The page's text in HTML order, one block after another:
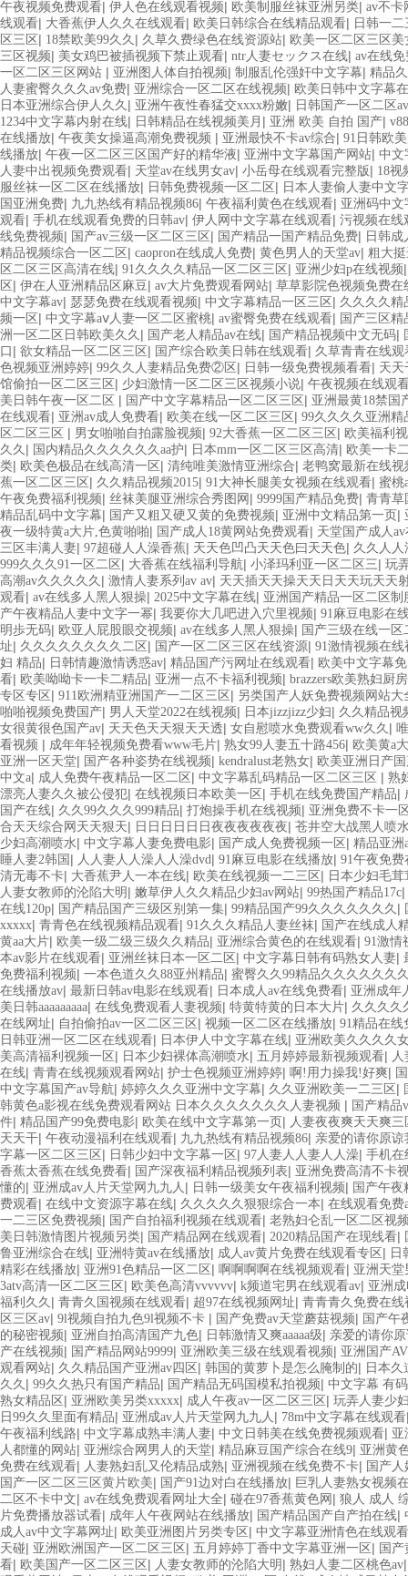
午夜视频免费观看| 伊人色在线观看视频| 欧美制服丝袜亚洲另类| av不卡
线观看| 大香蕉伊人久久在线观看| 欧美日韩综合在线精品观看| 日韩一
区三区 | 18禁欧美99久久 | 久草久费绿色在线资源站| 欧美一区二区三区美
三区视频| 美女鸡巴被插视频下禁止观看| ntr人妻セックス在线| av在线
一区二区三区网站 | 亚洲图人体自拍视频| 制服乱伦强奸中文字幕| 精品
人妻蜜臀久久久av免费| 亚洲综合一区二区在线视频| 欧美日韩中文字幕
日本亚洲综合伊人久久 | 亚洲午夜性春猛交xxxx粉嫩| 日韩国产一区二区av
1234中文字幕内射在线| 日韩精品在线视频美月 | 亚洲 欧美 自拍 国产|
在线播放| 午夜美女操逼高潮免费视频 | 亚洲最快不卡av综合| 91日韩欧
线播放| 午夜一区二区三区国产好的精华液| 亚洲中文字幕国产网站| 中文
人妻中出视频免费观看| 天堂av在线男女av| 小岳母在线观看完整版 | 18视
服丝袜一区二区在线播放| 日韩免费视频一区二区 | 日本人妻偷人妻中文
国亚洲免费| 九九热线有精品视频86| 午夜福利黄色在线观看| 亚洲码中
观看| 手机在线观看免费的日韩av| 伊人网中文字幕在线观看| 污视频在线
线免费视频| 国产av三级一区二区三区 | 国产精品一国产精品免费| 日韩
精品视频综合一区二区 | caopron在线成人免费| 黄色男人的天堂av| 粗大
区二区三区高清在线| 91久久久久精品一区二区三区 | 亚洲少妇p在线视频
区 | 伊在人亚洲精品区麻豆| av大片免费观看网站| 草草影院色视频免费在
中文字幕av| 瑟瑟免费在线观看视频| 中文字幕精品一区三区 | 久久久久精
频一区 | 中文字幕aⅴ人妻一区二区蜜桃| av蜜臀免费在线观看| 国产三区
洲一区二区日韩欧美久久 | 国产老人精品av在线| 国产精品视频中文无码|
口 | 欲女精品一区二区三区 | 国产综合欧美日韩在线观看| 久草青青在线观
色视频亚洲婷婷| 99久久人妻精品免费②区 | 日韩一级免费视频看看| 天天
馆偷拍一区二区三区 | 少妇激情一区二区三区视频小说| 午夜视频在线观
美日韩午夜一区二区 | 国产中文字幕精品一区二区三区 | 亚洲最黄18禁国
在线观看| 亚洲av成人免费看| 欧美在线一区二区三区 | 99久久久久亚洲精
区二区三区 | 男女啪啪自拍露脸视频| 92大香蕉一区二区三区 | 欧美福利
久久 | 国内精品久久久久久久aa护| 日本mm一区二区三区高清| 欧美一卡
类| 欧美色极品在线高清一区 | 清纯唯美激情亚洲综合| 老鸭窝最新在线视
蕉一区二区三区 | 久久精品视频2015| 91大神长腿美女视频在线观看| 蜜桃
午夜免费福利视频| 丝袜美腿亚洲综合秀图网 | 9999国产精品免费| 青青草
精品乱码中文字幕| 国产又粗又硬又黄的免费视频| 亚洲中文精品第一页 |
夜一级特黄a大片,色黄啪啪| 国产成人18黄网站免费观看| 天堂国产成人
三区丰满人妻| 97超碰人人澡香蕉| 天天色凹凸天天色曰天天色| 久久人人
999久久久91一区二区 | 大香蕉在线福利导航| 小泽玛利亚一区二区三| 玩
高潮av久久久久久 | 激情人妻系列av av| 天天插天天操天天日天天玩天天
观看| av在线多人黑人狠操| 2025中文字幕在线| 亚洲国产精品一区二区制
产午夜精品人妻中文字一幂| 我要你大几吧进入穴里视频| 91麻豆电影在
明歩无码| 欧亚人屁股眼交视频| av在线多人黑人狠操| 国产三级在线一区
址| 久久久久久久久久二区 | 国产一区二区三区在线资源| 91激情视频在线
妇 精品| 日韩情趣激情诱惑av| 精品国产污网址在线观看| 欧美中文字幕
看| 欧美呦呦卡一卡二精品| 亚洲一点不卡福利视频| brazzers欧美熟妇厨房
专区专区 | 911欧洲精亚洲国产一二区三区 | 另类国产人妖免费视频网站大
啪啪视频免费国产| 男人天堂2022在线视频| 日本jizzjizz少妇| 久久精品视
女很黄很色国产av| 天天色天天狠天天透| 女自慰喷水免费观看ww久久 |
看视频 | 成年年轻视频免费看www毛片| 熟女99人妻五十路456| 欧美黄a
亚洲一区天堂| 国产各种姿势在线视频| kendralust老熟女| 欧美亚洲日产
中文a| 成人免费午夜精品一区二区 | 中文字幕乱码精品一区二区三区 | 熟
漂亮人妻久久被公侵犯| 在线视频日本欧美一区 | 手机在线免费国产精品|
国产在线| 久久99久久久999精品| 打炮操手机在线视频| 亚洲免费不卡一
合天天综合网天天狠天| 日日日日日日夜夜夜夜夜夜| 苍井空大战黑人喷
少妇高潮喷水| 中文字幕人妻免费电影| 国产成人免费视频一区 | 精品亚洲
睡人妻2韩国 | 人人妻人人澡人人澡dvd| 91麻豆电影在线播放| 91午夜免
清无毒不卡| 大香蕉尹人一本在线| 欧美在线视频一二三区 | 日本少妇毛
人妻女教师的沦陷大明 | 嫩草伊人久久精品少妇av网站| 99热国产精品17c|
在线120p| 国产精品国产三级区别第一集| 99精品国产99久久久久久久久 |
xxxxx| 青青色在线视频精品观看| 91久久久精品人妻丝袜| 国产在线成人
黄aa大片| 欧美一级二级三级久久精品| 亚洲综合黄色的在线观看| 91激情
本av影片在线观看| 亚洲丝袜日本一区二区 | 中文字幕日韩有码熟女人妻|
免费福利视频| 一本色道久久88亚州精品| 蜜臀久久99精品久久久久久久
在线播放av| 最新日韩av电影在线观看| 日本成人av在线免费看| 亚洲成年
美日韩aaaaaaaaa| 在线免费观看人妻视频| 特黄特黄的日本大片| 久久久久
在线网址| 自拍偷拍av一区二区三区 | 视频一区二区在线播放| 91精品在线
日韩亚洲一区二区在线观看| 日本伊人中文字幕在线| 亚洲欧美久久久久
美高清福利视频一区 | 日本少妇裸体高潮喷水| 五月婷婷最新视频观看|
在线| 青青在线视频观看网站| 护士色视频亚洲婷婷| 啊!用力操我!好爽|
中文字幕国产av导航| 婷婷久久久亚洲中文字幕| 久久亚洲欧美一二三区 |
韩黄色a影视在线免费观看网站 日本久久久久久久久人妻视频 | 国产精品
件| 精品国产99免费电影| 欧美在线中文字幕第一页 | 人妻夜夜爽天天爽三
天天干| 午夜动漫福利在线观看| 九九热线有精品视频86| 亲爱的请你原
字幕一区二区三区 | 日韩少妇中文字幕一区 | 97人妻人人妻人人澡| 手机在
香蕉太香蕉在线免费看| 国产深夜福利精品视频列表| 亚洲免费高清不卡
懂的| 亚洲成av人片天堂网九九人 | 日韩一级美女午夜福利视频| 国产午
费观看| 在线中文资源字幕在线| 久久久久久狠狠综合一本| 在线观看免费
一二三区免费视频| 国产自拍福利视频在线观看| 老熟妇仑乱一区二区视
美日韩激情图片视频另类| 国产精品网在线观看| 2020精品国产在现线看|
鲁亚洲综合在线| 亚洲特黄av在线播放| 成人av黄片免费在线观看专区 | 日
精彩在线播放| 亚洲91色精品一区二区 | 啊啊啊啊在线视频观看| 亚洲天堂
3atv高清一区二区三区 | 欧美色高清vvvvvv| k频道宅男在线观看av| 亚洲
福利久久 | 青青久国视频在线观看| 超97在线视频网址| 青青青久免费在线
区三区av| 9l视频自拍九色9l视频不卡 | 国产免费av天堂蘑菇视频| 国产午
的秘密视频| 亚洲自拍高清国产九色| 日韩激情又爽aaaaa级| 亲爱的请你
产在线视频| 国产精品网站9999| 亚洲欧美三级在线观看视频| 亚洲国产
观看网站| 久久精品国产亚洲av四区 | 韩国的黄萝卜是怎么腌制的| 日本
久久 | 99久久热只有国产精品| 国产精品无码国模私拍视频| 中文字幕 有
熟女精品区 | 亚洲欧美另类xxxxx| 成人午夜av一区二区三区 | 玩弄人妻少
日99久久里面有精品| 亚洲成av人片天堂网九九人 | 78m中文字幕在线观看
午夜福利线路| 中文字幕成熟丰满人妻| 中文日韩美在线免费视频观看| 亚
人都懂的网站| 亚洲综合网男人的天堂| 精品麻豆国产综合在线9| 亚洲黄
免费在线观看| 人妻熟妇乱又伦精品成熟| 亚洲视频在线免费不卡| 国产
国产一区二区三区黄片欧美| 国产91边对白在线播放| 巨乳人妻熟女视频
二区不卡中文| av在线免费观看网址大全| 碰在97香蕉黄色网 | 狼人 成人
片免费播放器试看| 成年人午夜网站在线播放| 国产精品国产自产拍在线|
成人av中文字幕网址| 欧美亚洲图片另类专区 | 中文字幕亚洲情色在线观看
天碰| 亚洲欧洲国产一区二区三区 | 五月婷婷丁香中文字幕亚洲一区 | 国
看| 欧美国产一区二区三区 | 人妻女教师的沦陷大明 | 熟妇人妻二区桃色av